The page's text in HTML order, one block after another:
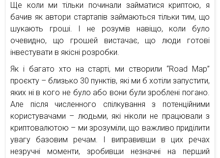
Ще коли ми тільки починали займатися криптою, я
бачив як автори стартапів займаються тільки тим, що
шукають гроші. І не розумів навіщо, коли було
очевидно, що грошей вистачає, що люди готові
інвестувати в якісні розробки.
Як і багато хто на старті, ми створили “Road Map”
проєкту – близько 30 пунктів, які ми б хотіли запустити,
яких ні в кого не було або вони були зроблені погано.
Але після численного спілкування з потенційними
користувачами – людьми, які ніколи не працювали з
криптовалютою – ми зрозуміли, що важливо приділити
увагу базовим речам. І виправивши в цих речах
незручні моменти, зробивши незначні на перший